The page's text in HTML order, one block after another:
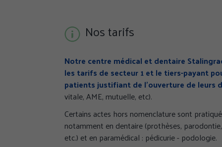
Nos tarifs
Notre centre médical et dentaire
les tarifs de secteur 1 et le tiers-payant
patients justifiant de l’ouverture de leurs
vitale, AME, mutuelle, etc).
Certains actes hors nomenclature sont
notamment en dentaire (prothèses,
etc.) et en paramédical : pédicurie - podologie.